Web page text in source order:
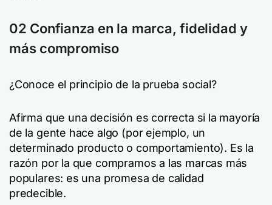
02 Confianza en la marca, fidelidad y
más compromiso
¿Conoce el principio de la prueba social?
Afirma que una decisión es correcta si la mayoría
de la gente hace algo (por ejemplo, un
determinado producto o comportamiento). Es la
razón por la que compramos a las marcas más
populares: es una promesa de calidad
predecible.